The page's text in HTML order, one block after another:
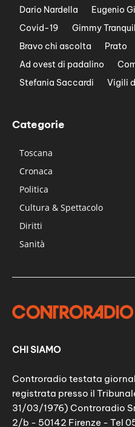
Dario Nardella
Eugenio
Covid-19
Gimmy
Bravo chi ascolta
Prato
Ad ovest di padalino
Stefania Saccardi
Vigili
Categorie
Toscana
Cronaca
Politica
Cultura & Spettacolo
Diritti
Sanità
CHI SIAMO
Controradio testata
registrata presso il
31/03/1976) Controradio
2/b - 50142 Firenze - Tel